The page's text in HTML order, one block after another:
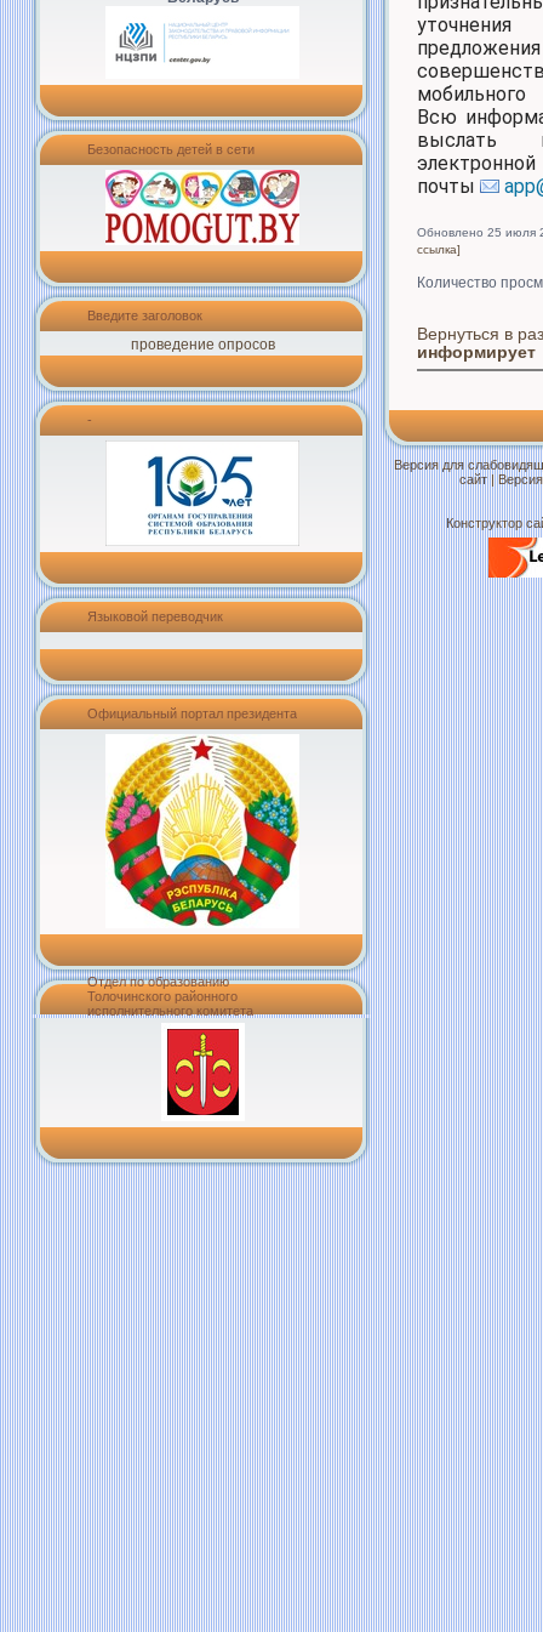
Безопасность детей в сети
Введите заголовок
проведение опросов
-
Языковой переводчик
Официальный портал президента
Отдел по образованию
Толочинского районного
исполнительного комитета
мобильного
Всю
выслать
электронной
почты
Обновлено 25 июля
ссылка]
Количество
Вернуться в
информирует
Версия для
сайт |
Конструктор